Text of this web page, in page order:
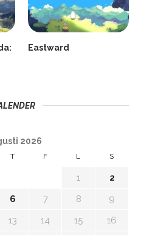
Eastward
2026
T F L S
1
2
6 7 8
9
13 14 15
16